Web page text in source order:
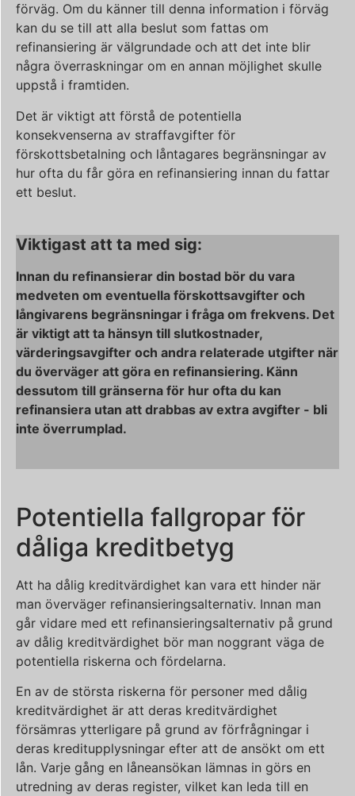
förväg. Om du känner till denna information i förväg
kan du se till att alla beslut som fattas om
refinansiering är välgrundade och att det inte blir
några överraskningar om en annan möjlighet skulle
uppstå i framtiden.
Det är viktigt att förstå de potentiella
konsekvenserna av straffavgifter för
förskottsbetalning och låntagares begränsningar av
hur ofta du får göra en refinansiering innan du fattar
ett beslut.
Viktigast att ta med sig:
Innan du refinansierar din bostad bör du vara
medveten om eventuella förskottsavgifter och
långivarens begränsningar i fråga om frekvens. Det
är viktigt att ta hänsyn till slutkostnader,
värderingsavgifter och andra relaterade utgifter när
du överväger att göra en refinansiering. Känn
dessutom till gränserna för hur ofta du kan
refinansiera utan att drabbas av extra avgifter - bli
inte överrumplad.
Potentiella fallgropar för
dåliga kreditbetyg
Att ha dålig kreditvärdighet kan vara ett hinder när
man överväger refinansieringsalternativ. Innan man
går vidare med ett refinansieringsalternativ på grund
av dålig kreditvärdighet bör man noggrant väga de
potentiella riskerna och fördelarna.
En av de största riskerna för personer med dålig
kreditvärdighet är att deras kreditvärdighet
försämras ytterligare på grund av förfrågningar i
deras kreditupplysningar efter att de ansökt om ett
lån. Varje gång en låneansökan lämnas in görs en
utredning av deras register, vilket kan leda till en